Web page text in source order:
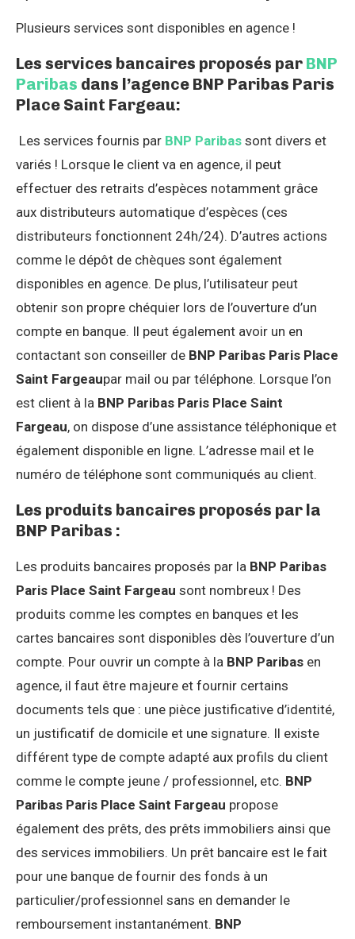
Plusieurs services sont disponibles en agence !
Les services bancaires proposés par BNP
Paribas dans l’agence BNP Paribas Paris
Place Saint Fargeau:
Les services fournis par BNP Paribas sont divers et
variés ! Lorsque le client va en agence, il peut
effectuer des retraits d’espèces notamment grâce
aux distributeurs automatique d’espèces (ces
distributeurs fonctionnent 24h/24). D’autres actions
comme le dépôt de chèques sont également
disponibles en agence. De plus, l’utilisateur peut
obtenir son propre chéquier lors de l’ouverture d’un
compte en banque. Il peut également avoir un en
contactant son conseiller de BNP Paribas Paris Place
Saint Fargeaupar mail ou par téléphone. Lorsque l’on
est client à la BNP Paribas Paris Place Saint
Fargeau, on dispose d’une assistance téléphonique et
également disponible en ligne. L’adresse mail et le
numéro de téléphone sont communiqués au client.
Les produits bancaires proposés par la
BNP Paribas :
Les produits bancaires proposés par la BNP Paribas
Paris Place Saint Fargeau sont nombreux ! Des
produits comme les comptes en banques et les
cartes bancaires sont disponibles dès l’ouverture d’un
compte. Pour ouvrir un compte à la BNP Paribas en
agence, il faut être majeure et fournir certains
documents tels que : une pièce justificative d’identité,
un justificatif de domicile et une signature. Il existe
différent type de compte adapté aux profils du client
comme le compte jeune / professionnel, etc. BNP
Paribas Paris Place Saint Fargeau propose
également des prêts, des prêts immobiliers ainsi que
des services immobiliers. Un prêt bancaire est le fait
pour une banque de fournir des fonds à un
particulier/professionnel sans en demander le
remboursement instantanément. BNP